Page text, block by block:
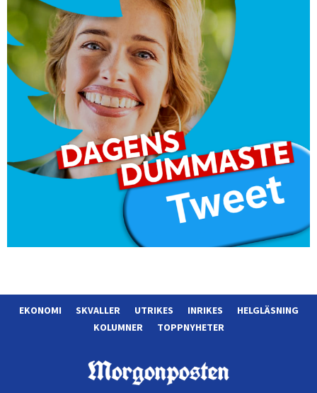
EKONOMI SKVALLER UTRIKES INRIKES
HELGLÄSNING
KOLUMNER
TOPPNYHETER